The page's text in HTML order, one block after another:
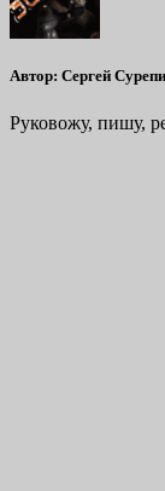
Автор: Сергей
Руковожу, пишу,